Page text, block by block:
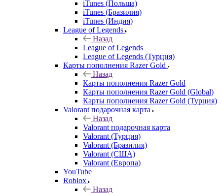
iTunes (Польша)
iTunes (Бразилия)
iTunes (Индия)
League of Legends
Назад
League of Legends
League of Legends (Турция)
Карты пополнения Razer Gold
Назад
Карты пополнения Razer Gold
Карты пополнения Razer Gold (Global)
Карты пополнения Razer Gold (Турция)
Valorant подарочная карта
Назад
Valorant подарочная карта
Valorant (Турция)
Valorant (Бразилия)
Valorant (США)
Valorant (Европа)
YouTube
Roblox
Назад